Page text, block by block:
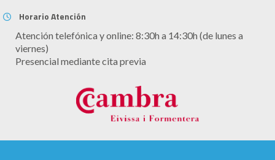
Horario Atención
Atención telefónica y online: 8:30h a 14:30h (de lunes a
viernes)
Presencial mediante cita previa